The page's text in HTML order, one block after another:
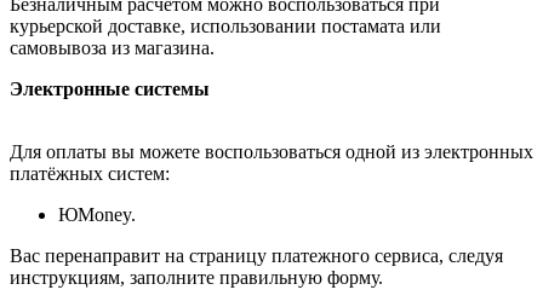
Безналичным расчётом можно воспользоваться при
курьерской доставке, использовании постамата или
самовывоза из магазина.
Электронные системы
Для оплаты вы можете воспользоваться одной из электронных
платёжных систем:
ЮMoney.
Вас перенаправит на страницу платежного сервиса, следуя
инструкциям, заполните правильную форму.